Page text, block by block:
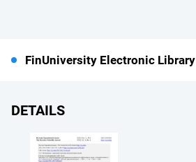
FinUniversity Electronic Library
DETAILS